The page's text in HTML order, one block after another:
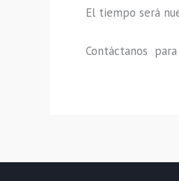
El tiempo será
Contáctanos